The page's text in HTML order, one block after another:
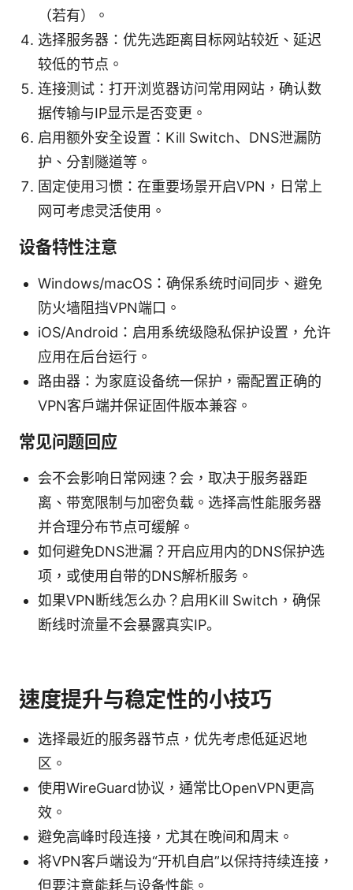
（若有）。
选择服务器：优先选距离目标网站较近、延迟
较低的节点。
连接测试：打开浏览器访问常用网站，确认数
据传输与IP显示是否变更。
启用额外安全设置：Kill Switch、DNS泄漏防
护、分割隧道等。
固定使用习惯：在重要场景开启VPN，日常上
网可考虑灵活使用。
设备特性注意
Windows/macOS：确保系统时间同步、避免
防火墙阻挡VPN端口。
iOS/Android：启用系统级隐私保护设置，允许
应用在后台运行。
路由器：为家庭设备统一保护，需配置正确的
VPN客户端并保证固件版本兼容。
常见问题回应
会不会影响日常网速？会，取决于服务器距
离、带宽限制与加密负载。选择高性能服务器
并合理分布节点可缓解。
如何避免DNS泄漏？开启应用内的DNS保护选
项，或使用自带的DNS解析服务。
如果VPN断线怎么办？启用Kill Switch，确保
断线时流量不会暴露真实IP。
速度提升与稳定性的小技巧
选择最近的服务器节点，优先考虑低延迟地
区。
使用WireGuard协议，通常比OpenVPN更高
效。
避免高峰时段连接，尤其在晚间和周末。
将VPN客户端设为“开机自启”以保持持续连接，
但要注意能耗与设备性能。